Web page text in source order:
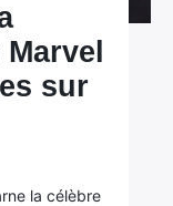
sur
la célèbre